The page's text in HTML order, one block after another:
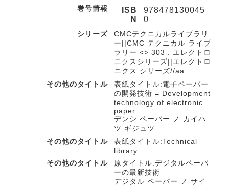
巻号情報
ISB
N
978478130045
0
シリーズ
CMCテクニカルライブラリ
ー||CMC テクニカル ライブ
ラリー <> 303 . エレクトロ
ニクスシリーズ||エレクトロ
ニクス シリーズ//aa
その他のタイトル
表紙タイトル:電子ペーパー
の開発技術 = Development
technology of electronic
paper
デンシ ペーパー ノ カイハ
ツ ギジュツ
その他のタイトル
表紙タイトル:Technical
library
その他のタイトル
原タイトル:デジタルペーパ
ーの最新技術
デジタル ペーパー ノ サイ